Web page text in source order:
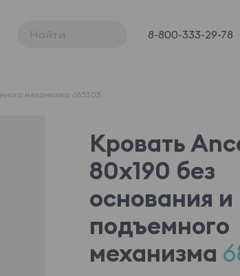
8-800-333-29-78
механизма 685303
Кровать
80x190 без
основания и
подъемного
механизма